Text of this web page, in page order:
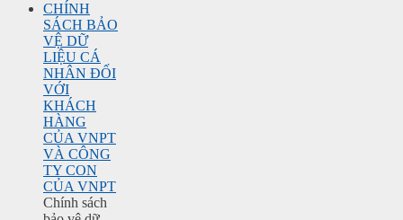
CHÍNH
SÁCH BẢO
VỆ DỮ
LIỆU CÁ
NHÂN ĐỐI
VỚI
KHÁCH
HÀNG
CỦA VNPT
VÀ CÔNG
TY CON
CỦA VNPT
Chính sách